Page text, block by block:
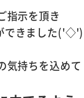
指示を頂き
できました('◇')
気持ちを込めて